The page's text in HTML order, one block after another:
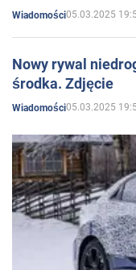
Wiadomości05.03.2025
Nowy rywal
środka. Zdjęcie
Wiadomości05.03.2025